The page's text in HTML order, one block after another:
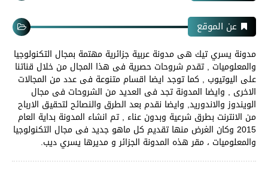
عن الموقع
مدونة يسري تيك هى مدونة عربية جزائرية مهتمة بمجال التكنولوجيا
والمعلوميات , تقدم شروحات حصرية فى هذا المجال من خلال قناتنا
على اليوتيوب , كما توجد ايضا اقسام متنوعة فى عدد من المجالات
الاخرى , وايضا المدونة تجد فى العديد من الشروحات فى مجال
الويندوز والاندوريد, وايضا نقدم بعد الطرق والنصائح لتحقيق الارباح
من الانترنت بطرق شرعية وبدون عناء , تم انشاء المدونة بداية العام
2015 وكان الغرض منها تقديم كل ماهو جديد فى مجال التكنولوجيا
والمعلوميات ، مقر هذه المدونة الجزائر و مديرها يسري ديب.